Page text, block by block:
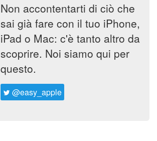
Non accontentarti di ciò che
sai già fare con il tuo iPhone,
iPad o Mac: c'è tanto altro da
scoprire. Noi siamo qui per
questo.
@easy_apple